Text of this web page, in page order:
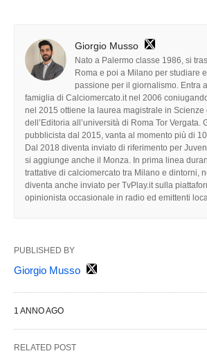
Giorgio Musso
Nato a Palermo classe 1986, si
Roma e poi a Milano per studiare
passione per il giornalismo. Entra
famiglia di Calciomercato.it nel 2006
nel 2015 ottiene la laurea magistrale in Scienze
dell’Editoria all’università di Roma Tor Vergata.
pubblicista dal 2015, vanta al momento più di
Dal 2018 diventa inviato di riferimento per
si aggiunge anche il Monza. In prima linea
trattative di calciomercato tra Milano e dintorni,
diventa anche inviato per TvPlay.it sulla
opinionista occasionale in radio ed emittenti
PUBLISHED BY
Giorgio Musso
1 ANNO AGO
RELATED POST